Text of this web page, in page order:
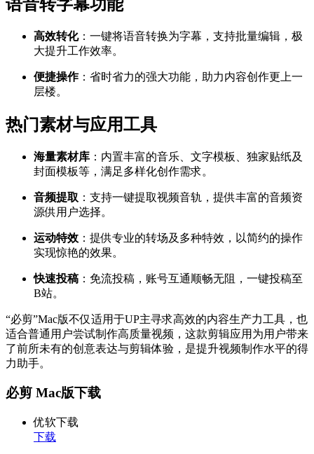
语音转字幕功能
高效转化：一键将语音转换为字幕，支持批量编辑，极
大提升工作效率。
便捷操作：省时省力的强大功能，助力内容创作更上一
层楼。
热门素材与应用工具
海量素材库 ：内置丰富的音乐、文字模板、独家贴纸及
封面模板等，满足多样化创作需求。
音频提取 ：支持一键提取视频音轨，提供丰富的音频资
源供用户选择。
运动特效 ：提供专业的转场及多种特效，以简约的操作
实现惊艳的效果。
快速投稿 ：免流投稿，账号互通顺畅无阻，一键投稿至
B站。
“必剪”Mac版不仅适用于UP主寻求高效的内容生产力工具，也
适合普通用户尝试制作高质量视频，这款剪辑应用为用户带来
了前所未有的创意表达与剪辑体验，是提升视频制作水平的得
力助手。
必剪 Mac版下载
优软下载
下载